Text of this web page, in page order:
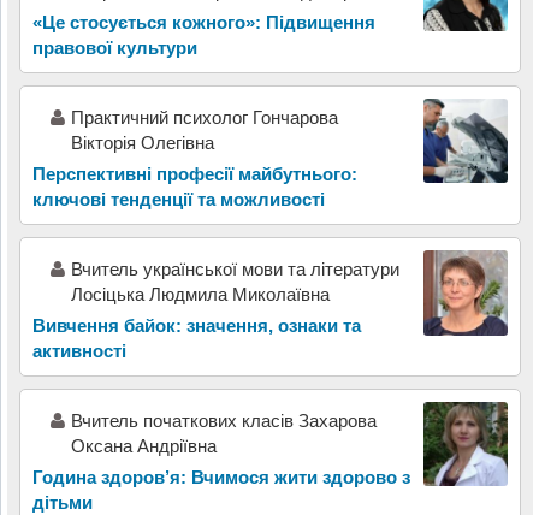
«Це стосується кожного»: Підвищення
правової культури
Практичний психолог Гончарова
Вікторія Олегівна
Перспективні професії майбутнього:
ключові тенденції та можливості
Вчитель української мови та літератури
Лосіцька Людмила Миколаївна
Вивчення байок: значення, ознаки та
активності
Вчитель початкових класів Захарова
Оксана Андріївна
Година здоров’я: Вчимося жити здорово з
дітьми